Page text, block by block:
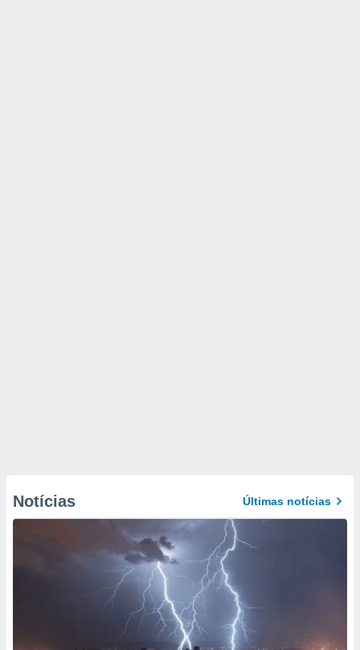
Notícias Últimas notícias